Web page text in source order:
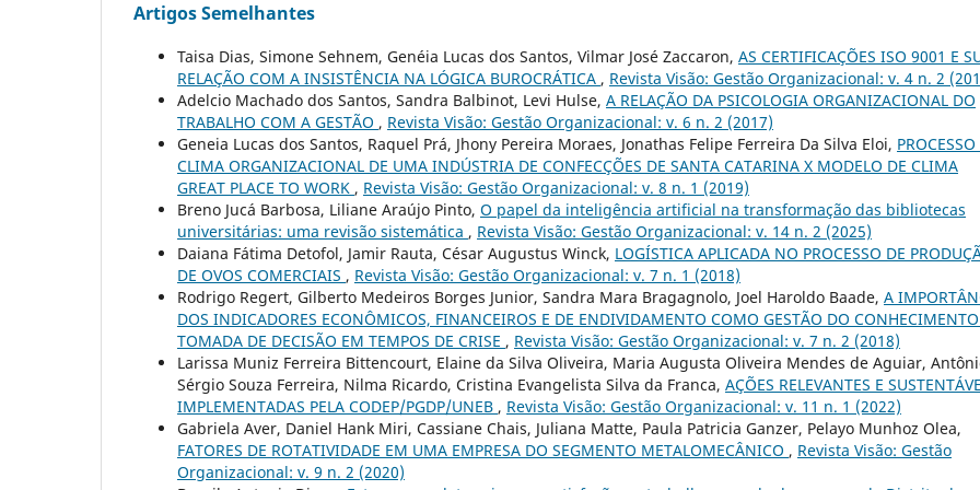
Artigos Semelhantes
Taisa Dias, Simone Sehnem, Genéia Lucas dos Santos, Vilmar José Zaccaron, AS CERTIFICAÇÕES ISO 9001 E
RELAÇÃO COM A INSISTÊNCIA NA LÓGICA BUROCRÁTICA , Revista Visão: Gestão Organizacional: v. 4 n. 2
Adelcio Machado dos Santos, Sandra Balbinot, Levi Hulse, A RELAÇÃO DA PSICOLOGIA ORGANIZACIONAL DO
TRABALHO COM A GESTÃO , Revista Visão: Gestão Organizacional: v. 6 n. 2 (2017)
Geneia Lucas dos Santos, Raquel Prá, Jhony Pereira Moraes, Jonathas Felipe Ferreira Da Silva Eloi, PROCESSO
CLIMA ORGANIZACIONAL DE UMA INDÚSTRIA DE CONFECÇÕES DE SANTA CATARINA X MODELO DE CLIMA
GREAT PLACE TO WORK , Revista Visão: Gestão Organizacional: v. 8 n. 1 (2019)
Breno Jucá Barbosa, Liliane Araújo Pinto, O papel da inteligência artificial na transformação das bibliotecas
universitárias: uma revisão sistemática , Revista Visão: Gestão Organizacional: v. 14 n. 2 (2025)
Daiana Fátima Detofol, Jamir Rauta, César Augustus Winck, LOGÍSTICA APLICADA NO PROCESSO DE
DE OVOS COMERCIAIS , Revista Visão: Gestão Organizacional: v. 7 n. 1 (2018)
Rodrigo Regert, Gilberto Medeiros Borges Junior, Sandra Mara Bragagnolo, Joel Haroldo Baade, A
DOS INDICADORES ECONÔMICOS, FINANCEIROS E DE ENDIVIDAMENTO COMO GESTÃO DO
TOMADA DE DECISÃO EM TEMPOS DE CRISE , Revista Visão: Gestão Organizacional: v. 7 n. 2 (2018)
Larissa Muniz Ferreira Bittencourt, Elaine da Silva Oliveira, Maria Augusta Oliveira Mendes de Aguiar,
Sérgio Souza Ferreira, Nilma Ricardo, Cristina Evangelista Silva da Franca, AÇÕES RELEVANTES E
IMPLEMENTADAS PELA CODEP/PGDP/UNEB , Revista Visão: Gestão Organizacional: v. 11 n. 1 (2022)
Gabriela Aver, Daniel Hank Miri, Cassiane Chais, Juliana Matte, Paula Patricia Ganzer, Pelayo Munhoz Olea,
FATORES DE ROTATIVIDADE EM UMA EMPRESA DO SEGMENTO METALOMECÂNICO , Revista Visão: Gestão
Organizacional: v. 9 n. 2 (2020)